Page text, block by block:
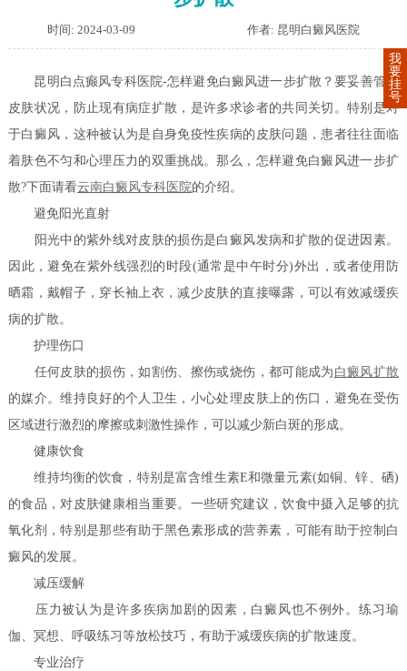
时间: 2024-03-09 作者: 昆明白癜风医院
昆明白点癫风专科医院-怎样避免白癜风进一步扩散？要妥善管理
皮肤状况，防止现有病症扩散，是许多求诊者的共同关切。特别是对
于白癜风，这种被认为是自身免疫性疾病的皮肤问题，患者往往面临
着肤色不匀和心理压力的双重挑战。那么，怎样避免白癜风进一步扩
散?下面请看云南白癜风专科医院的介绍。
避免阳光直射
阳光中的紫外线对皮肤的损伤是白癜风发病和扩散的促进因素。
因此，避免在紫外线强烈的时段(通常是中午时分)外出，或者使用防
晒霜，戴帽子，穿长袖上衣，减少皮肤的直接曝露，可以有效减缓疾
病的扩散。
护理伤口
任何皮肤的损伤，如割伤、擦伤或烧伤，都可能成为 白癜风扩散
的媒介。维持良好的个人卫生，小心处理皮肤上的伤口，避免在受伤
区域进行激烈的摩擦或刺激性操作，可以减少新白斑的形成。
健康饮食
维持均衡的饮食，特别是富含维生素E和微量元素(如铜、锌、硒)
的食品，对皮肤健康相当重要。一些研究建议，饮食中摄入足够的抗
氧化剂，特别是那些有助于黑色素形成的营养素，可能有助于控制白
癜风的发展。
减压缓解
压力被认为是许多疾病加剧的因素，白癜风也不例外。练习瑜
伽、冥想、呼吸练习等放松技巧，有助于减缓疾病的扩散速度。
专业治疗
我
要
挂
号